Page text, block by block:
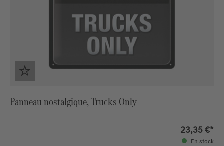
Panneau nostalgique, Trucks Only
23,35 €*
En stock